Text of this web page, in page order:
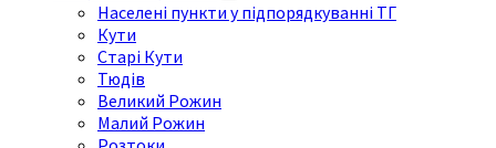
Населені пункти у підпорядкуванні ТГ
Кути
Старі Кути
Тюдів
Великий Рожин
Малий Рожин